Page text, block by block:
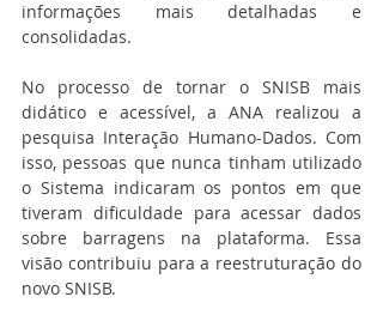
informações mais detalhadas e
consolidadas.
No processo de tornar o SNISB mais
didático e acessível, a ANA realizou a
pesquisa Interação Humano-Dados. Com
isso, pessoas que nunca tinham utilizado
o Sistema indicaram os pontos em que
tiveram dificuldade para acessar dados
sobre barragens na plataforma. Essa
visão contribuiu para a reestruturação do
novo SNISB.